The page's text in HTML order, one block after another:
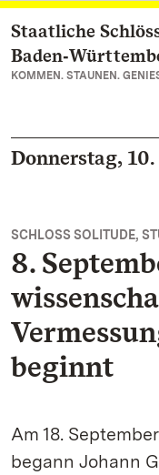
Zum Hauptinhalt
Staatliche
KOMMEN. STAUNEN.
Donnerstag,
SCHLOSS SOLITUDE,
8.
beginnt
Am 18.
begann Johann